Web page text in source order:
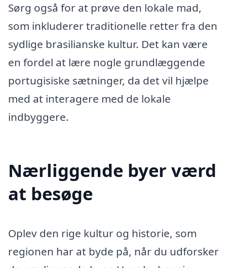
Sørg også for at prøve den lokale mad,
som inkluderer traditionelle retter fra den
sydlige brasilianske kultur. Det kan være
en fordel at lære nogle grundlæggende
portugisiske sætninger, da det vil hjælpe
med at interagere med de lokale
indbyggere.
Nærliggende byer værd
at besøge
Oplev den rige kultur og historie, som
regionen har at byde på, når du udforsker